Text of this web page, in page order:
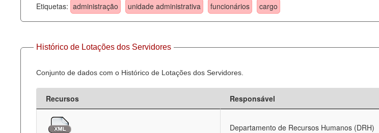
Etiquetas: administração unidade administrativa funcionários cargo
Histórico de Lotações dos Servidores
Conjunto de dados com o Histórico de Lotações dos Servidores.
Recursos Responsável
Departamento de Recursos Humanos (DRH)